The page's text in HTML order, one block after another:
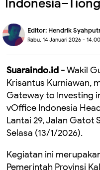
Editor: Hendrik
Rabu, 14 Januari 2026 - 14.00
Suaraindo.id -Wakil
Krisantus Kurniawan,
Gateway to Investing
vOffice Indonesia
Lantai 29, Jalan Gatot
Selasa (13/1/2026).
Kegiatan ini
Pemerintah Provinsi